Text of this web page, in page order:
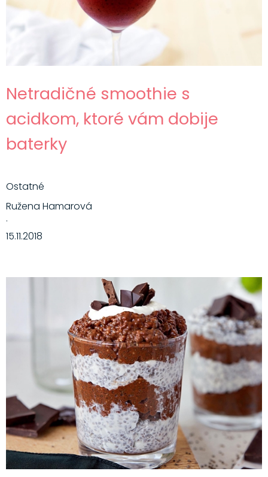
Netradičné smoothie s
acidkom, ktoré vám dobije
baterky
Ostatné
Ružena Hamarová
·
15.11.2018